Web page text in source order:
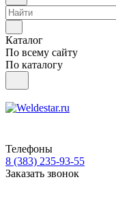
Каталог
По всему сайту
По каталогу
Телефоны
8 (383) 235-93-55
Заказать звонок